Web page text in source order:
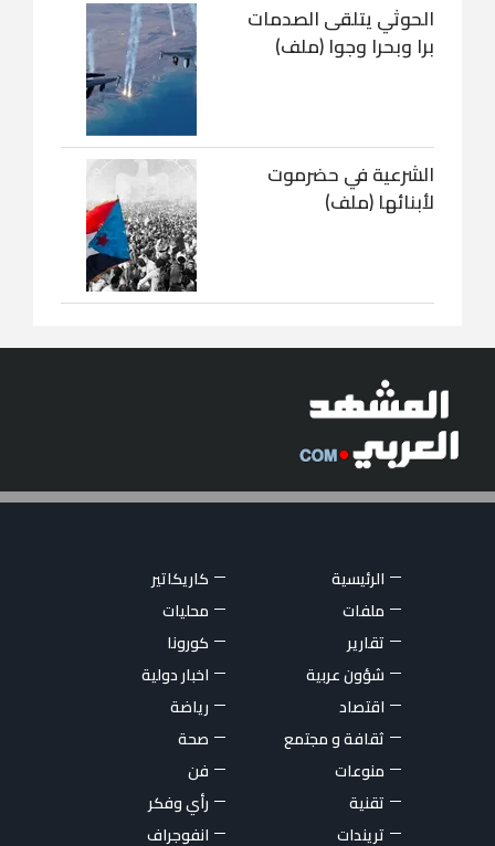
الحوثي يتلقى الصدمات
برا وبحرا وجوا (ملف)
الشرعية في حضرموت
لأبنائها (ملف)
الرئيسية
كاريكاتير
ملفات
محليات
تقارير
كورونا
شؤون عربية
اخبار دولية
اقتصاد
رياضة
ثقافة و مجتمع
صحة
منوعات
فن
تقنية
رأي وفكر
تريندات
انفوجراف